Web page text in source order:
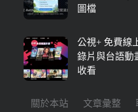
圖檔
公視+ 免費線
錄片與台語動
收看
關於本站 文章彙整